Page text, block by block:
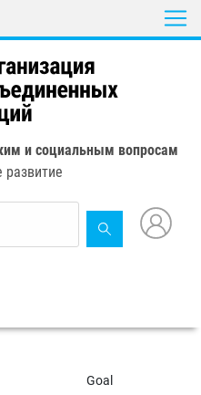
и социальным вопросам
развитие
Goal